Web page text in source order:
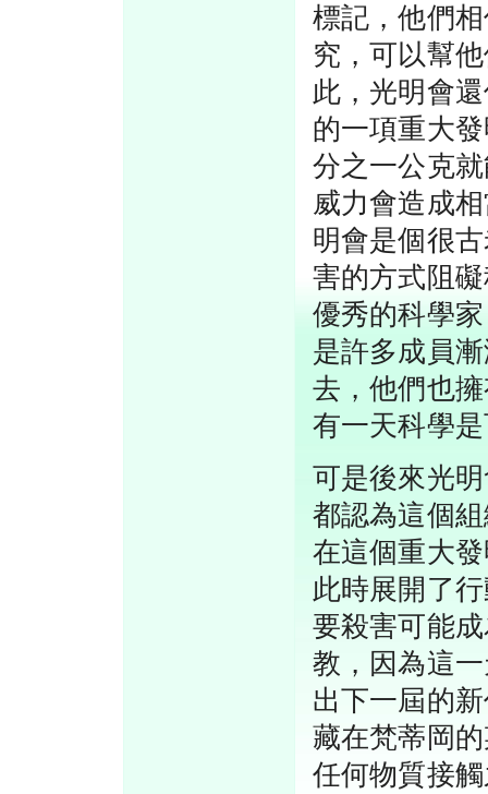
標記，他們
究，可以幫
此，光明會
的一項重大
分之一公克
威力會造成
明會是個很
害的方式阻
優秀的科學
是許多成員
去，他們也
有一天科學
可是後來光
都認為這個
在這個重大
此時展開了
要殺害可能
教，因為這
出下一屆的
藏在梵蒂岡
任何物質接